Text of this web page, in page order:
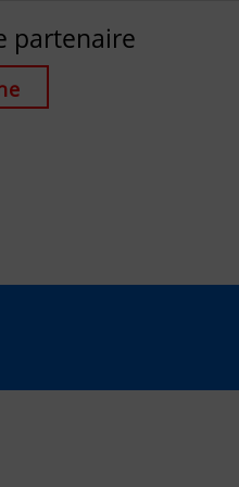
partenaire